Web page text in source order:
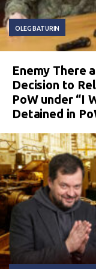
OLEG BATURIN
Enemy There
Decision to
PoW under “I
Detained in